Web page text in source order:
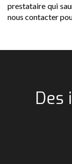
prestataire qui
nous contacter
Des